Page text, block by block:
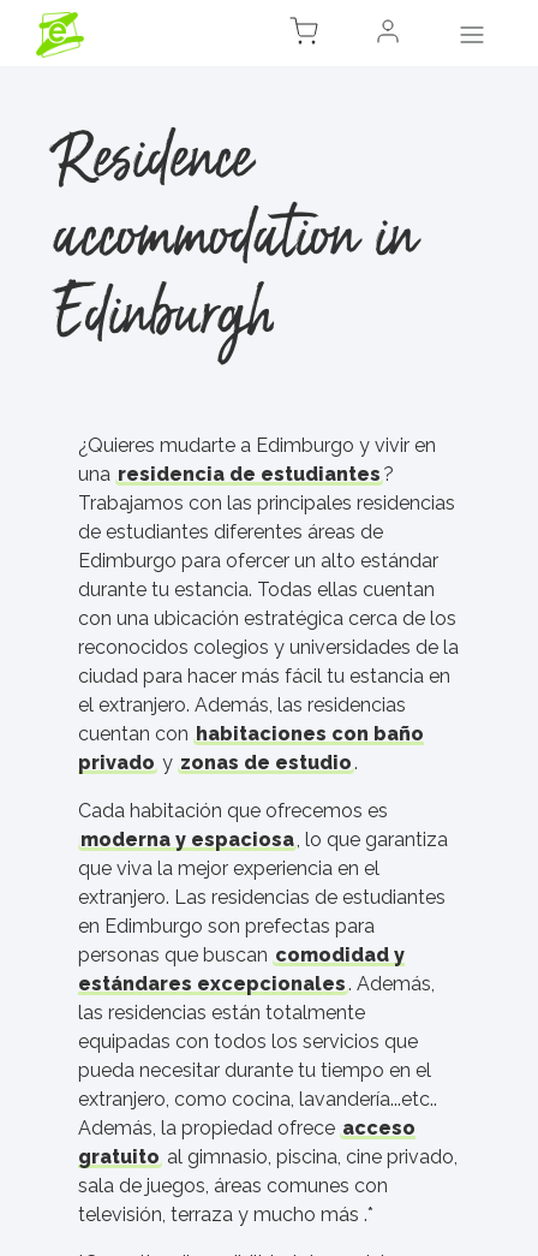
Residence
accommodation in
Edinburgh
¿Quieres mudarte a Edimburgo y vivir en
una residencia de estudiantes ?
Trabajamos con las principales residencias
de estudiantes diferentes áreas de
Edimburgo para ofercer un alto estándar
durante tu estancia. Todas ellas cuentan
con una ubicación estratégica cerca de los
reconocidos colegios y universidades de la
ciudad para hacer más fácil tu estancia en
el extranjero. Además, las residencias
cuentan con habitaciones con baño
privado y zonas de estudio.
Cada habitación que ofrecemos es
moderna y espaciosa, lo que garantiza
que viva la mejor experiencia en el
extranjero. Las residencias de estudiantes
en Edimburgo son prefectas para
personas que buscan comodidad y
estándares excepcionales. Además,
las residencias están totalmente
equipadas con todos los servicios que
pueda necesitar durante tu tiempo en el
extranjero, como cocina, lavandería...etc..
Además, la propiedad ofrece acceso
gratuito al gimnasio, piscina, cine privado,
sala de juegos, áreas comunes con
televisión, terraza y mucho más .*